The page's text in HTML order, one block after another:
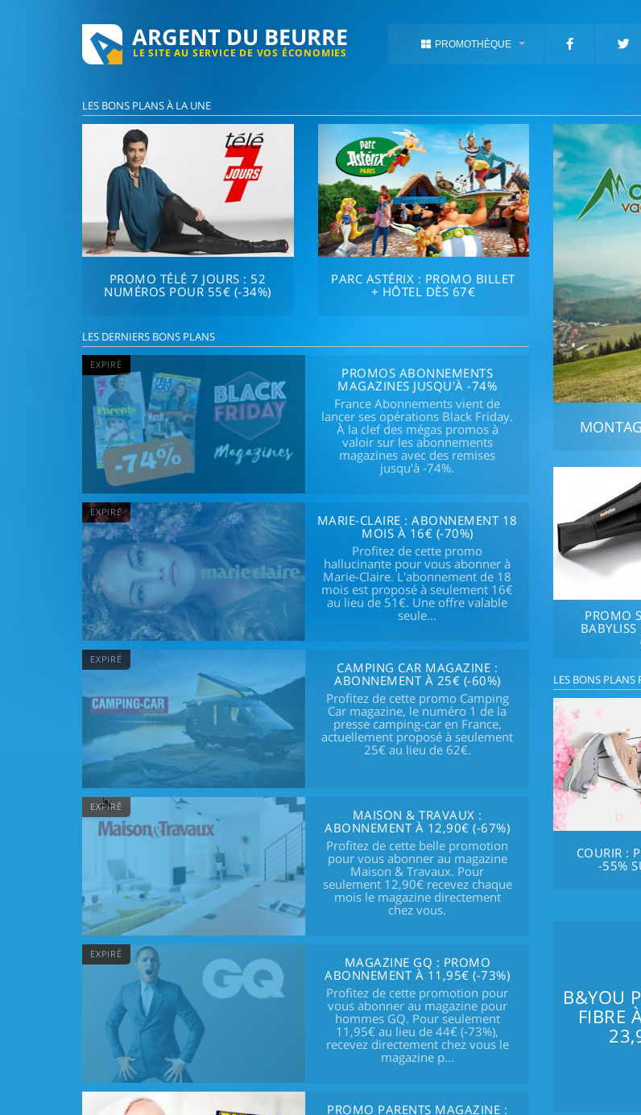
ARGENT DU BEURRE
LE SITE AU SERVICE DE VOS ÉCONOMIES
PROMOTHÈQUE
LES BONS PLANS À LA UNE
PROMO
LES BONS PLANS
COURIR :
-55%
B&YOU
FIBRE
PROMO TÉLÉ 7 JOURS : 52
NUMÉROS POUR 55€ (-34%)
PARC ASTÉRIX : PROMO BILLET
+ HÔTEL DÈS 67€
LES DERNIERS BONS PLANS
EXPIRÉ PROMOS ABONNEMENTS
MAGAZINES JUSQU'À -74%
France Abonnements vient de
lancer ses opérations Black Friday.
À la clef des mégas promos à
valoir sur les abonnements
magazines avec des remises
jusqu'à -74%.
EXPIRÉ MARIE-CLAIRE : ABONNEMENT 18
MOIS À 16€ (-70%)
Profitez de cette promo
hallucinante pour vous abonner à
Marie-Claire. L'abonnement de 18
mois est proposé à seulement 16€
au lieu de 51€. Une offre valable
seule...
EXPIRÉ CAMPING CAR MAGAZINE :
ABONNEMENT À 25€ (-60%)
Profitez de cette promo Camping
Car magazine, le numéro 1 de la
presse camping-car en France,
actuellement proposé à seulement
25€ au lieu de 62€.
EXPIRÉ MAISON & TRAVAUX :
ABONNEMENT À 12,90€ (-67%)
Profitez de cette belle promotion
pour vous abonner au magazine
Maison & Travaux. Pour
seulement 12,90€ recevez chaque
mois le magazine directement
chez vous.
EXPIRÉ MAGAZINE GQ : PROMO
ABONNEMENT À 11,95€ (-73%)
Profitez de cette promotion pour
vous abonner au magazine pour
hommes GQ. Pour seulement
11,95€ au lieu de 44€ (-73%),
recevez directement chez vous le
magazine p...
PROMO PARENTS MAGAZINE :